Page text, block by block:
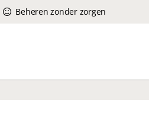
Beheren zonder zorgen